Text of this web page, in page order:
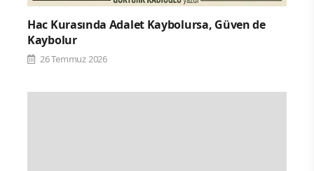
Hac Kurasında Adalet Kaybolursa, Güven de
Kaybolur
26 Temmuz 2026